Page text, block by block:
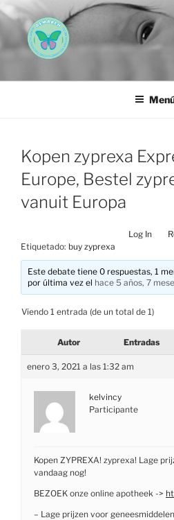
Saltar
al
contenido
AEMAREH
Kopen zyprexa
Europe, Bestel
vanuit Europa
Log In
Etiquetado: buy zyprexa
Este debate tiene 0 respuestas, 1
por última vez el hace 5 años, 7
Viendo 1 entrada (de un total de 1)
Autor Entradas
enero 3, 2021 a las 1:32 am
kelvincy
Participante
Kopen ZYPREXA! zyprexa! Lage
vandaag nog!
BEZOEK onze online apotheek ->
– Lage prijzen voor